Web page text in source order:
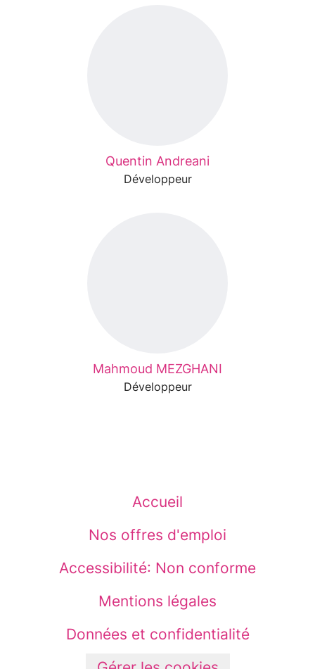
Quentin Andreani
Développeur
Mahmoud MEZGHANI
Développeur
Accueil
Nos offres d'emploi
Accessibilité: Non conforme
Mentions légales
Données et confidentialité